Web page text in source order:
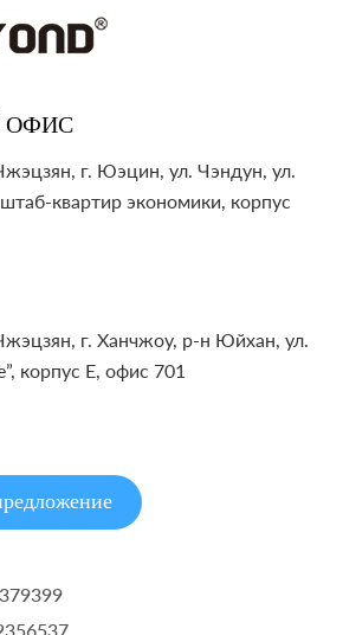
ОФИС
г. Юэцин, ул. Чэндун, ул.
квартир экономики, корпус
г. Ханчжоу, р-н Юйхан, ул.
корпус E, офис 701